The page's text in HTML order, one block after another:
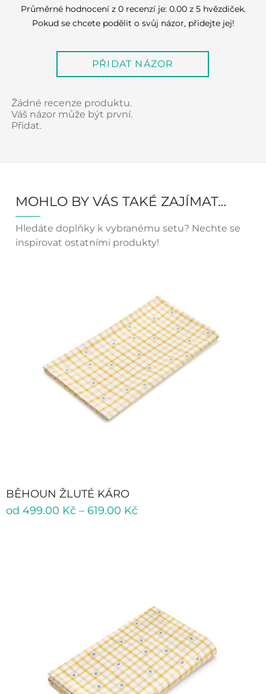
0.00
out
of
5
Průměrné hodnocení z 0 recenzí je: 0.00 z 5 hvězdiček.
Pokud se chcete podělit o svůj názor, přidejte jej!
PŘIDAT NÁZOR
Žádné recenze produktu.
Váš názor může být první.
Přidat.
MOHLO BY VÁS TAKÉ ZAJÍMAT…
Hledáte doplňky k vybranému setu? Nechte se
inspirovat ostatními produkty!
BĚHOUN ŽLUTÉ KÁRO
od 499.00 Kč – 619.00 Kč